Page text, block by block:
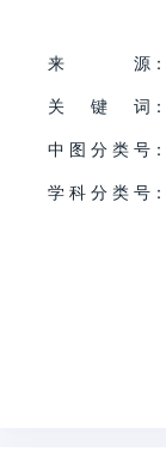
来
源：
关
键 词：
中 图 分 类 号：
学 科 分 类 号：